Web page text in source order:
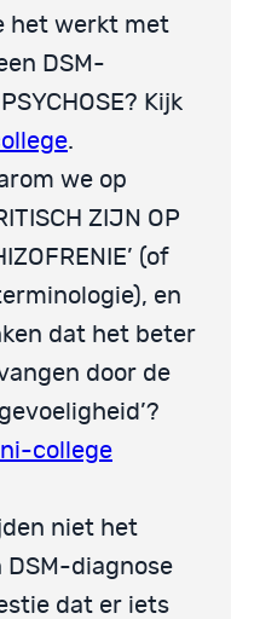
het werkt met
DSM-
Kijk
.
we op
ZIJN OP
(of
en
dat het beter
door de
college
niet het
DSM-diagnose
dat er iets